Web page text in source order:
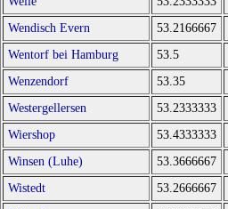
Wendisch Evern
53.2166667
Wentorf bei Hamburg
53.5
Wenzendorf
53.35
Westergellersen
53.2333333
Wiershop
53.4333333
Winsen (Luhe)
53.3666667
Wistedt
53.2666667